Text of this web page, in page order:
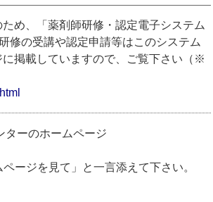
め、「薬剤師研修・認定電子システム
修の受講や認定申請等はこのシステム
掲載していますので、ご覧下さい（※
ーのホームページ
ージを見て」と一言添えて下さい。